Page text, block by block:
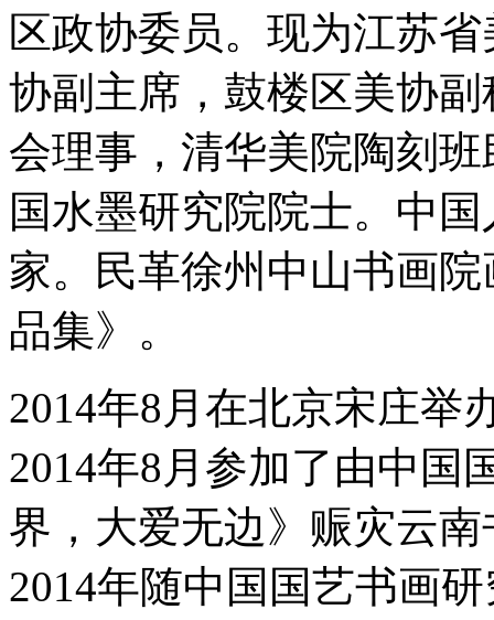
区政协委员。现为江苏
协副主席，鼓楼区美协
会理事，清华美院陶刻
国水墨研究院院士。中
家。民革徐州中山书画
品集》。
2014年8月在北京宋庄举
2014年8月参加了由中国
界，大爱无边》赈灾云
2014年随中国国艺书画